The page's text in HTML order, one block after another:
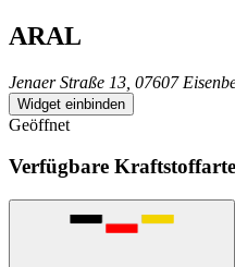
ARAL
Jenaer Straße 13, 07607
Widget einbinden
Geöffnet
Verfügbare